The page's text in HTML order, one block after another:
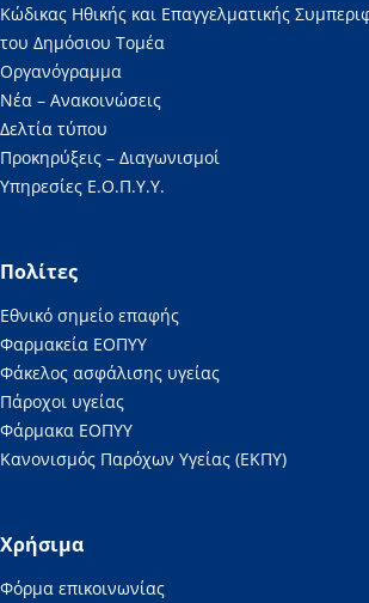
Κώδικας Ηθικής και Επαγγελματικής
του Δημόσιου Τομέα
Οργανόγραμμα
Νέα – Ανακοινώσεις
Δελτία τύπου
Προκηρύξεις – Διαγωνισμοί
Υπηρεσίες Ε.Ο.Π.Υ.Υ.
Πολίτες
Εθνικό σημείο επαφής
Φαρμακεία ΕΟΠΥΥ
Φάκελος ασφάλισης υγείας
Πάροχοι υγείας
Φάρμακα ΕΟΠΥΥ
Κανονισμός Παρόχων Υγείας (ΕΚΠΥ)
Χρήσιμα
Φόρμα επικοινωνίας